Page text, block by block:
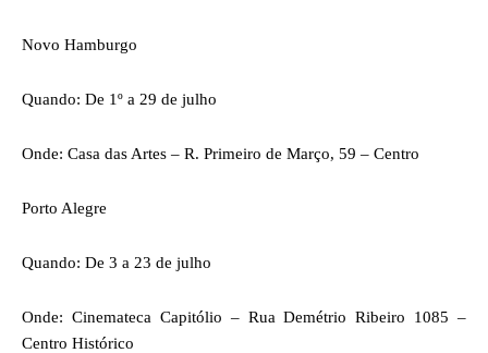
Novo Hamburgo
Quando: De 1º a 29 de julho
Onde: Casa das Artes – R. Primeiro de Março, 59 – Centro
Porto Alegre
Quando: De 3 a 23 de julho
Onde: Cinemateca Capitólio – Rua Demétrio Ribeiro 1085 –
Centro Histórico